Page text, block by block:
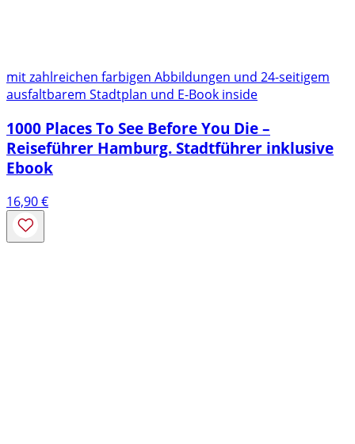
mit zahlreichen farbigen Abbildungen und 24-seitigem
ausfaltbarem Stadtplan und E-Book inside
1000 Places To See Before You Die –
Reiseführer Hamburg. Stadtführer inklusive
Ebook
16,90€